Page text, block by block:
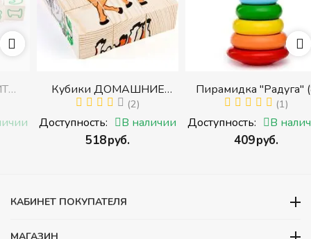
Кубики ДОМАШНИЕ
ЖИВОТНЫЕ (Томик)
(Набор кубиков
разрезных (складных))
(2)
Доступность: В наличии
руб.
Пирамидка "Радуга" (8
деталей) (Пирамидка
среднего размера)
(1)
Доступность: В наличии
руб.
КАБИНЕТ ПОКУПАТЕЛЯ